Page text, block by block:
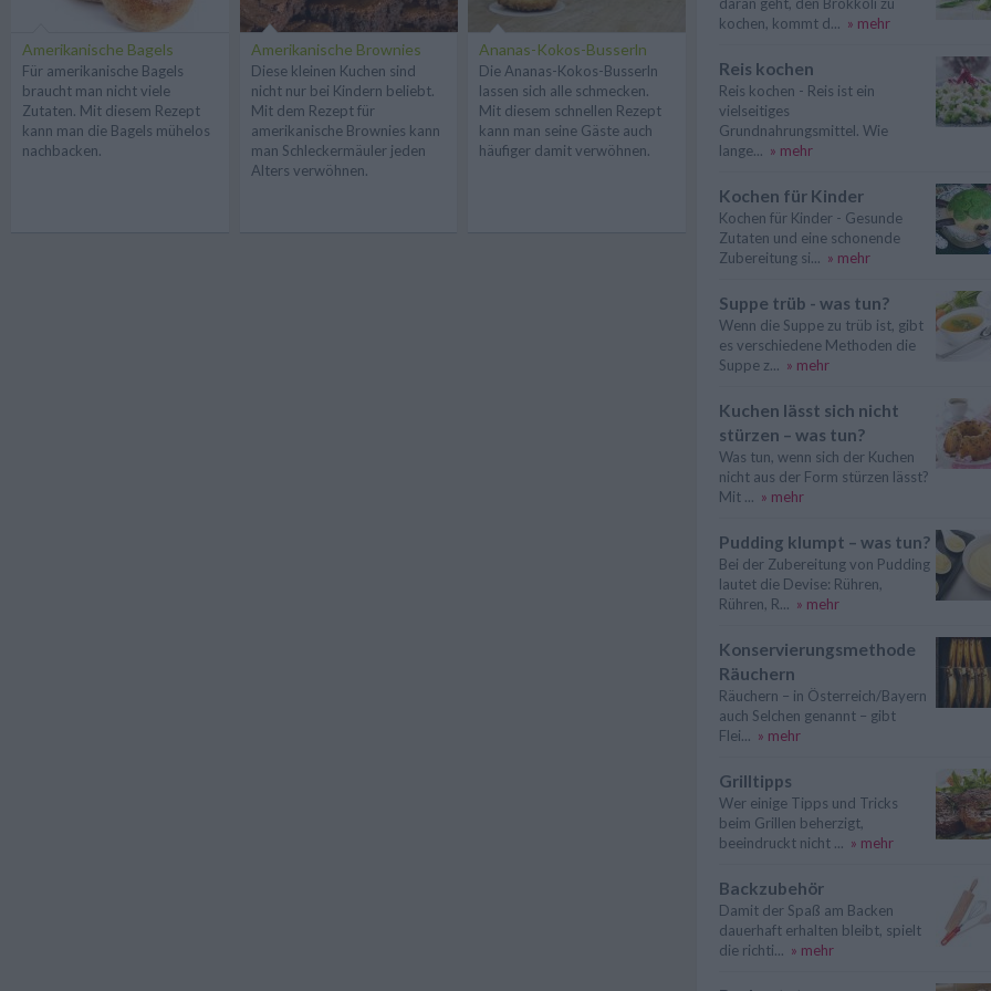
Amerikanische Bagels
Für amerikanische Bagels
braucht man nicht viele
Zutaten. Mit diesem Rezept
kann man die Bagels mühelos
nachbacken.
Amerikanische Brownies
Diese kleinen Kuchen sind
nicht nur bei Kindern beliebt.
Mit dem Rezept für
amerikanische Brownies kann
man Schleckermäuler jeden
Alters verwöhnen.
Ananas-Kokos-Busserln
Die Ananas-Kokos-Busserln
lassen sich alle schmecken.
Mit diesem schnellen Rezept
kann man seine Gäste auch
häufiger damit verwöhnen.
kochen, kommt d... » mehr
Reis kochen
Reis kochen - Reis ist ein
vielseitiges
Grundnahrungsmittel. Wie
lange... » mehr
Kochen für Kinder
Kochen für Kinder - Gesunde
Zutaten und eine schonende
Zubereitung si... » mehr
Suppe trüb - was tun?
Wenn die Suppe zu trüb ist, gibt
es verschiedene Methoden die
Suppe z... » mehr
Kuchen lässt sich nicht
stürzen – was tun?
Was tun, wenn sich der Kuchen
nicht aus der Form stürzen lässt?
Mit ... » mehr
Pudding klumpt – was tun?
Bei der Zubereitung von Pudding
lautet die Devise: Rühren,
Rühren, R... » mehr
Konservierungsmethode
Räuchern
Räuchern – in Österreich/Bayern
auch Selchen genannt – gibt
Flei... » mehr
Grilltipps
Wer einige Tipps und Tricks
beim Grillen beherzigt,
beeindruckt nicht ... » mehr
Backzubehör
Damit der Spaß am Backen
dauerhaft erhalten bleibt, spielt
die richti... » mehr